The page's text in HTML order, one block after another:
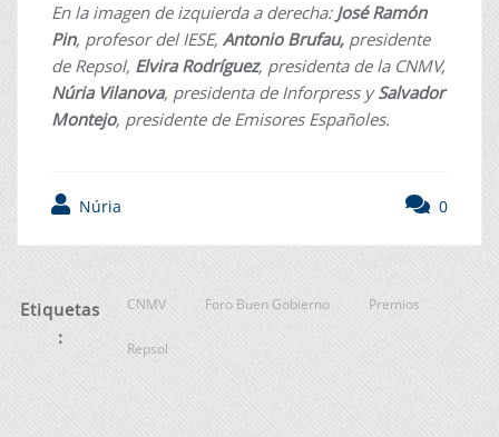
En la imagen de izquierda a derecha: José Ramón
Pin, profesor del IESE, Antonio Brufau, presidente
de Repsol, Elvira Rodríguez, presidenta de la CNMV,
Núria Vilanova, presidenta de Inforpress ySalvador
Montejo, presidente de Emisores Españoles.
Núria 0
Etiquetas
:
CNMV Foro Buen Gobierno Premios
Repsol